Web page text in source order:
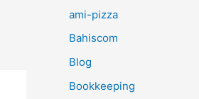
ami-pizza
Bahiscom
Blog
Bookkeeping